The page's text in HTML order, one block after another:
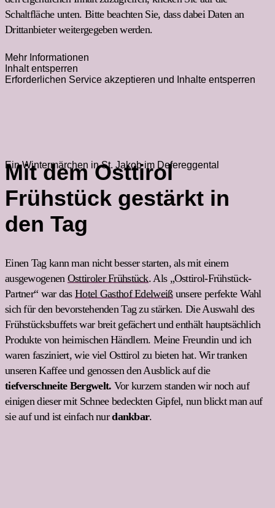
Schaltfläche unten. Bitte beachten Sie, dass dabei Daten an
Drittanbieter weitergegeben werden.
Mehr Informationen
Inhalt entsperren
Erforderlichen Service akzeptieren und Inhalte entsperren
Ein Wintermärchen in St. Jakob im Defereggental
Mit dem Osttirol
Frühstück gestärkt in
den Tag
Einen Tag kann man nicht besser starten, als mit einem
ausgewogenen OsttirolerFrühstück. Als „Osttirol-Frühstück-
Partner“ war dasHotel Gasthof Edelweißunsere perfekte Wahl
sich für den bevorstehenden Tag zu stärken. Die Auswahl des
Frühstücksbuffets war breit gefächert und enthält hauptsächlich
Produkte von heimischen Händlern. Meine Freundin und ich
waren fasziniert, wie viel Osttirol zu bieten hat. Wir tranken
unseren Kaffee und genossen den Ausblick auf die
tiefverschneite Bergwelt. Vor kurzem standen wir noch auf
einigen dieser mit Schnee bedeckten Gipfel, nun blickt man auf
sie auf und ist einfach nurdankbar.